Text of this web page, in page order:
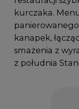
kurczaka.
kanapek,
smażenia z
z południa